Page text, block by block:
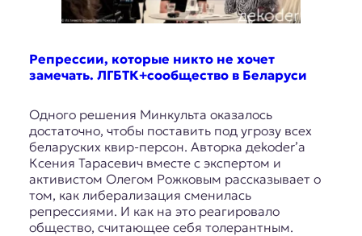
Репрессии, которые никто не хочет
замечать. ЛГБТК+сообщество в Беларуси
Одного решения Минкульта оказалось
достаточно, чтобы поставить под угрозу всех
беларуских квир-персон. Авторка дekoder’а
Ксения Тарасевич вместе с экспертом и
активистом Олегом Рожковым рассказывает о
том, как либерализация сменилась
репрессиями. И как на это реагировало
общество, считающее себя толерантным.